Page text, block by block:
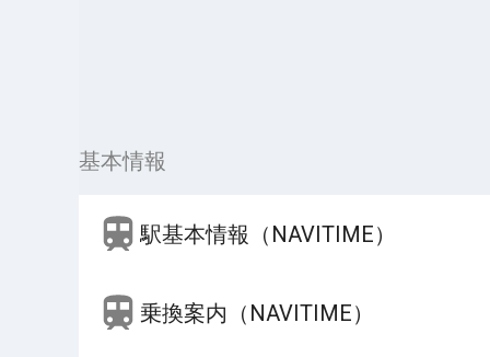
基本情報
駅基本情報（NAVITIME）
乗換案内（NAVITIME）